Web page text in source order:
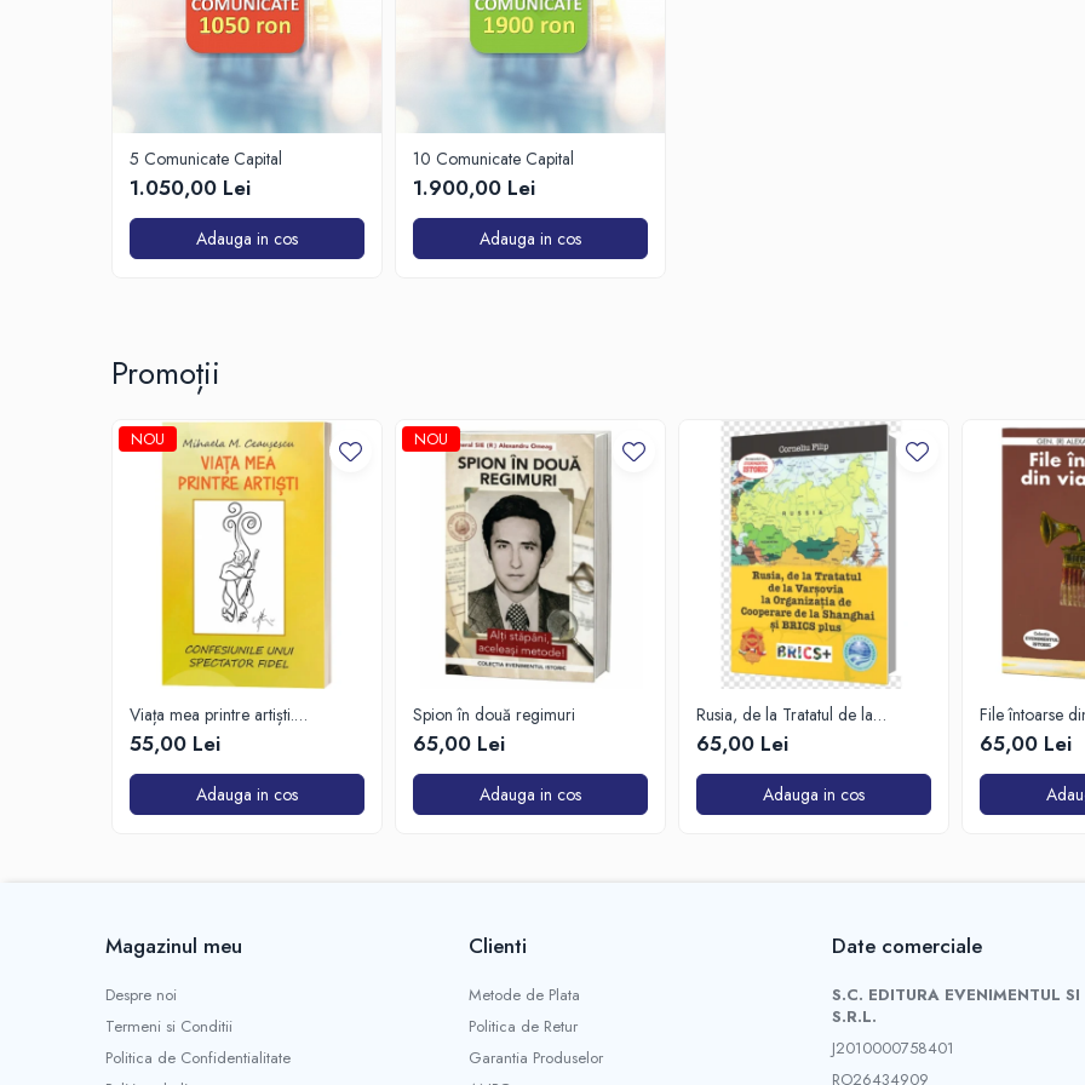
5 Comunicate Capital
1.050,00 Lei
Adauga in cos
10 Comunicate Capital
1.900,00 Lei
Adauga in cos
Promoții
NOU
Viața mea printre artiști.
Confesiunile unui spectator fidel
55,00 Lei
Adauga in cos
NOU
Spion în două regimuri
65,00 Lei
Adauga in cos
Rusia, de la Tratatul de la
Varșovia la Organizația de
Cooperare de la Shanghai și
BRICS plus
65,00 Lei
Adauga in cos
File întoarse
65,00 Lei
Magazinul meu
Despre noi
Termeni si Conditii
Politica de Confidentialitate
Clienti
Metode de Plata
Politica de Retur
Garantia Produselor
Date comerciale
S.C. EDITURA EVENIMENTUL
S.R.L.
J2010000758401
RO26434909